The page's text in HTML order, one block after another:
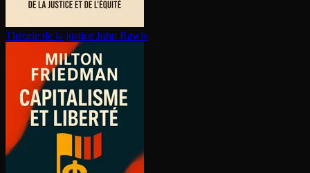
Théorie de la justice John Rawls